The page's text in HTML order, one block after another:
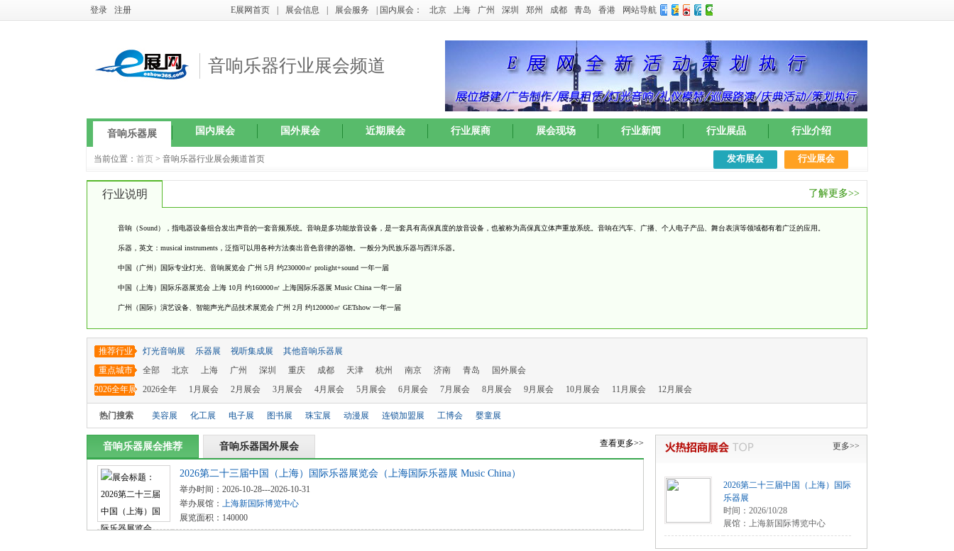
登录 注册 E展网首页 展会信息 展会服务 | 国内展会： 北京 上海 广州 深圳 郑州 成都 青岛 香港 网站导航
音响乐器行业展会频道
音响乐器展 国内展会 国外展会 近期展会 行业展商 展会现场 行业新闻 行业展品 行业介绍
当前位置： 首页 > 音响乐器行业展会频道首页 发布展会 行业展会
行业说明 了解更多>>
音响（Sound），指电器设备组合发出声音的一套音频系统。音响是多功能放音设备，是一套具有高保真度的放音设备，也被称为高保真立体声重放系统。音响在汽车、广播、个人电子产品、舞台表演等领域都有着广泛的应用。
乐器，英文：musical instruments，泛指可以用各种方法奏出音色音律的器物。一般分为民族乐器与西洋乐器。
中国（广州）国际专业灯光、音响展览会 广州 5月 约230000㎡ prolight+sound 一年一届
中国（上海）国际乐器展览会 上海 10月 约160000㎡ 上海国际乐器展 Music China 一年一届
广州（国际）演艺设备、智能声光产品技术展览会 广州 2月 约120000㎡ GETshow 一年一届
推荐行业 灯光音响展 乐器展 视听集成展
其他音响乐器展
重点城市
全部 北京 上海 广州 深圳 重庆 成都 天津 杭州 南京 济南 青岛
国外展会
2026全年展
会
2026全年 1月展会 2月展会 3月展会 4月展会 5月展会 6月展会 7月展会 8月展会 9月展会 10月展会 11月展会 12月展会
热门搜索 美容展 化工展 电子展 图书展 珠宝展 动漫展 连锁加盟展 工博会 婴童展
音响乐器展会推荐 音响乐器国外展会 查看更多>>
2026第二十三届中国（上海）国际乐器展览会（上海国际乐器展 Music China）
举办时间：2026-10-28---2026-10-31
举办展馆： 上海新国际博览中心
展览面积：140000
更多>>
2026第二十三届中国（上海）国际
乐器展
时间：2026/10/28
展馆：上海新国际博览中心